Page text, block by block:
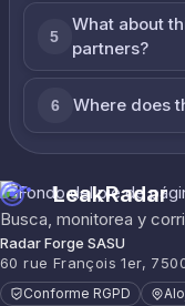
5
What about
partners?
6 Where does
LeakRadar
Busca, monitorea y
Radar Forge SASU
60 rue François 1er,
Conforme RGPD